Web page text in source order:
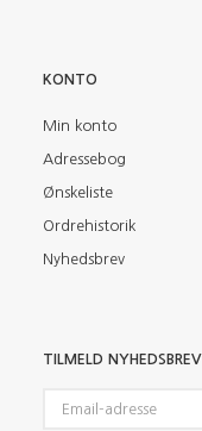
KONTO
Min konto
Adressebog
Ønskeliste
Ordrehistorik
Nyhedsbrev
TILMELD NYHEDSBREV
adresse